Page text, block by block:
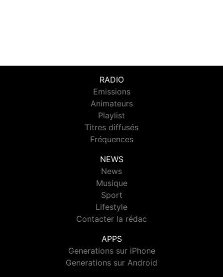
RADIO
Emissions
Animateurs
Playlist
Titres diffusés
Fréquences
NEWS
News
Musique
Sport
Lifestyle
Contacter la rédac
APPS
Generations sur iPhone
Generations sur Android